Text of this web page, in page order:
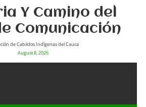
Y Camino del
Comunicación
de Cabildos Indìgenas del Cauca
August 8, 2026